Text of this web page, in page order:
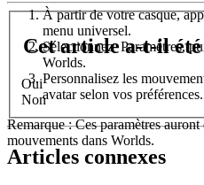
À partir de votre casque,
menu universel.
SélectionnezParamètres,
Worlds.
Personnalisez les
avatar selon vos préférences.
Remarque: Ces paramètres
mouvements dans Worlds.
Cet article a-t-il
Oui
Non
Articles connexes